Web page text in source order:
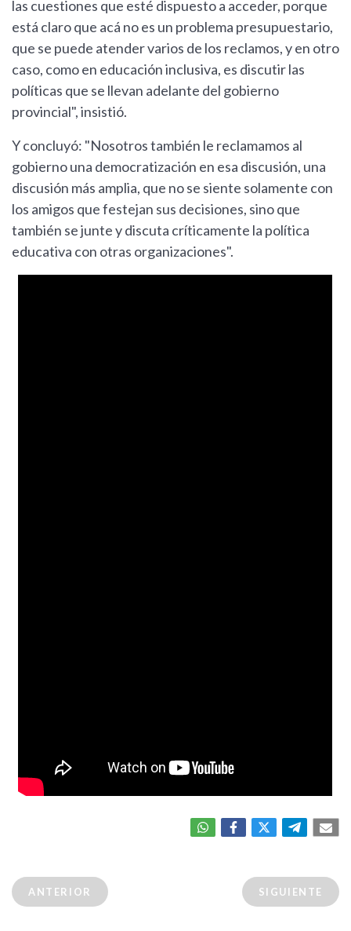
las cuestiones que esté dispuesto a acceder, porque
está claro que acá no es un problema presupuestario,
que se puede atender varios de los reclamos, y en otro
caso, como en educación inclusiva, es discutir las
políticas que se llevan adelante del gobierno
provincial", insistió.
Y concluyó: "Nosotros también le reclamamos al
gobierno una democratización en esa discusión, una
discusión más amplia, que no se siente solamente con
los amigos que festejan sus decisiones, sino que
también se junte y discuta críticamente la política
educativa con otras organizaciones".
ANTERIOR SIGUIENTE